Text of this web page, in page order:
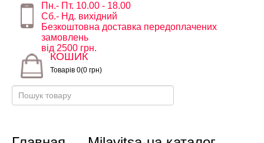
Пн.- Пт. 10.00 - 18.00
Сб.- Нд. вихідний
Безкоштовна доставка передоплачених
замовлень
від 2500 грн.
КОШИК
Товарів 0(0 грн)